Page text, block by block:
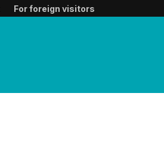
For foreign visitors